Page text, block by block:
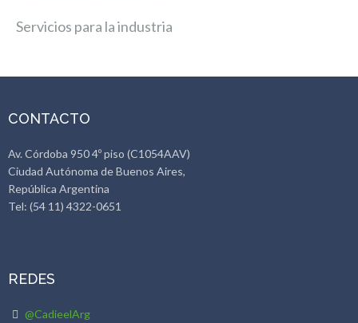
Servicios para la industria
CONTACTO
Av. Córdoba 950 4º piso (C1054AAV)
Ciudad Autónoma de Buenos Aires,
República Argentina
Tel: (54 11) 4322-0651
REDES
@CadieelArg